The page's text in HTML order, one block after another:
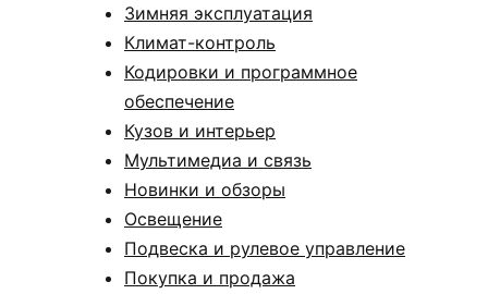
Зимняя эксплуатация
Климат-контроль
Кодировки и программное
обеспечение
Кузов и интерьер
Мультимедиа и связь
Новинки и обзоры
Освещение
Подвеска и рулевое управление
Покупка и продажа